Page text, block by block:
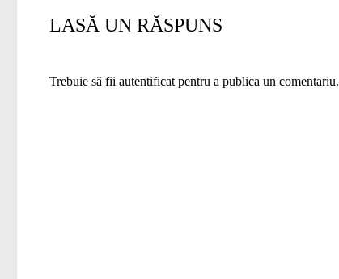
LASĂ UN RĂSPUNS
Trebuie să fii autentificat pentru a publica un comentariu.